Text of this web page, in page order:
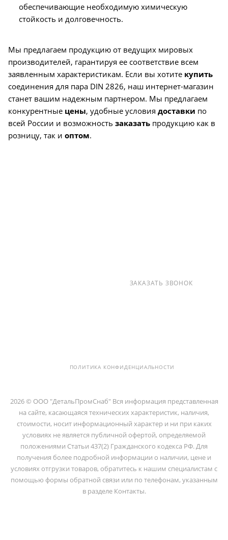
обеспечивающие необходимую химическую
стойкость и долговечность.
Мы предлагаем продукцию от ведущих мировых
производителей, гарантируя ее соответствие всем
заявленным характеристикам. Если вы хотите купить
соединения для пара DIN 2826, наш интернет-магазин
станет вашим надежным партнером. Мы предлагаем
конкурентные цены, удобные условия доставки по
всей России и возможность заказать продукцию как в
розницу, так и оптом.
ЗАКАЗАТЬ ЗВОНОК
ПОЛИТИКА КОНФИДЕНЦИАЛЬНОСТИ
2026 © ООО "ДетальПромСнаб" Вся информация представленная
на сайте, касающаяся технических характеристик, наличия,
стоимости, носит информационный характер и ни при каких
условиях не является публичной офертой, определяемой
положениями Статьи 437(2) Гражданского кодекса РФ. Для
получения более подробной информации о наличии, цене и
условиях отгрузки товаров, обратитесь к нашим специалистам с
помощью формы обратной связи или по телефонам, указанным
в разделе Контакты.